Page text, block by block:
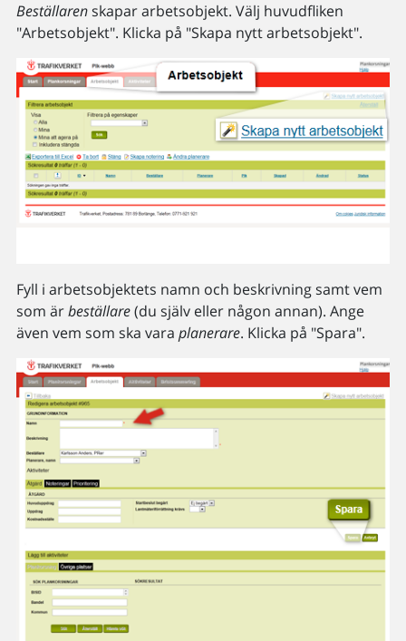
Beställarenskapar arbetsobjekt. Välj huvudfliken
"Arbetsobjekt". Klicka på "Skapa nytt arbetsobjekt".
Fyll i arbetsobjektets namn och beskrivning samt vem
som ärbeställare(du själv eller någon annan). Ange
även vem som ska vara planerare. Klicka på "Spara".